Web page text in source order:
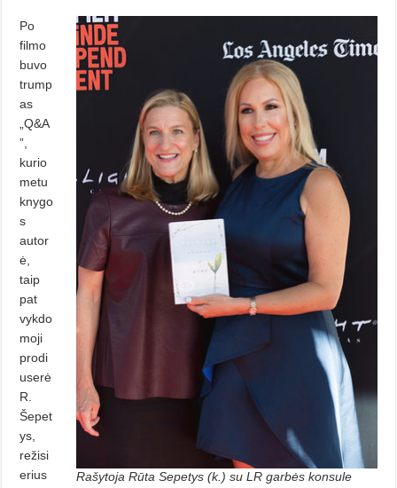
Rašytoja Rūta Sepetys (k.) su LR garbės konsule
Po
filmo
buvo
trump
as
„Q&A
”,
kurio
metu
knygo
s
autor
ė,
taip
pat
vykdo
moji
prodi
userė
R.
Šepet
ys,
režisi
erius